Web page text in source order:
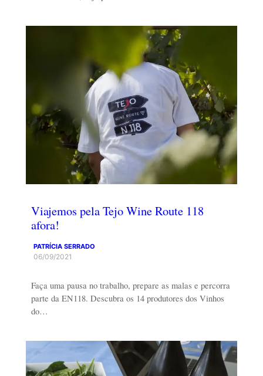
Viajemos pela Tejo Wine Route 118
afora!
PATRÍCIA SERRADO
06/09/2021
Faça uma pausa no trabalho, prepare as malas e percorra
parte da EN118. Descubra os 14 produtores dos Vinhos
do…